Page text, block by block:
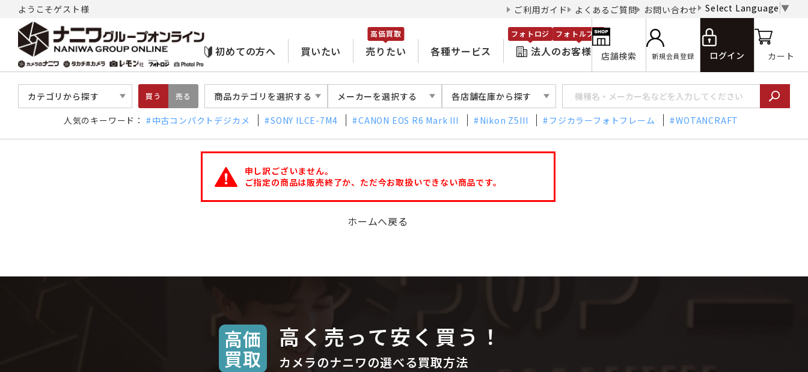
ようこそゲスト様 ご利用ガイド よくあるご質問 お問い合わせ Select Language ▼
初めての方へ 買いたい 売りたい
高価買取
各種サービス 法人のお客様
フォトロジ フォトルプロ
店舗検索 新規会員登録 ログイン カート
カテゴリから探す 買う 売る 商品カテゴリを選択する メーカーを選択する 各店舗在庫から探す
人気のキーワード： 中古コンパクトデジカメ SONY ILCE-7M4 CANON EOS R6 Mark III Nikon Z5III フジカラーフォトフレーム WOTANCRAFT
申し訳ございません。
ご指定の商品は販売終了か、ただ今お取扱いできない商品です。
ホームへ戻る
高価
買取
高く売って安く買う！
カメラのナニワの選べる買取方法